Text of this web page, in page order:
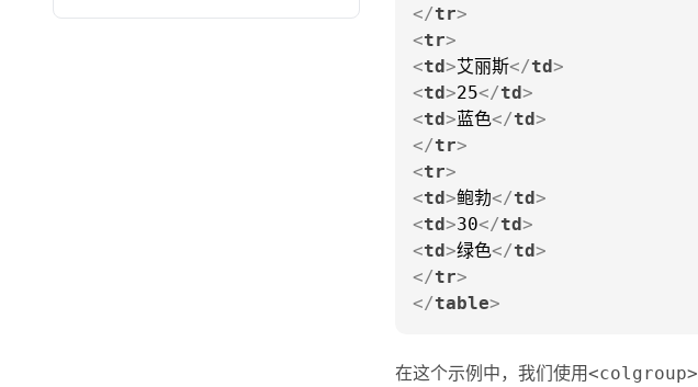
</tr>
<tr>
<td>艾丽斯</td>
<td>25</td>
<td>蓝色</td>
</tr>
<tr>
<td>鲍勃</td>
<td>30</td>
<td>绿色</td>
</tr>
</table>
在这个示例中，我们使用<colgroup>